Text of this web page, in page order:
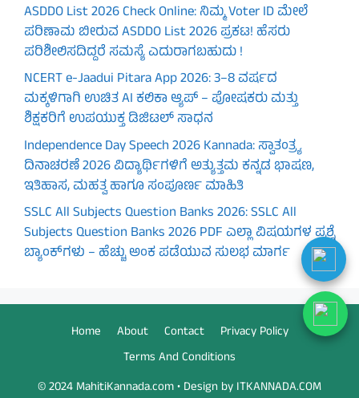
ASDDO List 2026 Check Online: ನಿಮ್ಮ Voter ID ಮೇಲೆ
ಪರಿಣಾಮ ಬೀರುವ ASDDO List 2026 ಪ್ರಕಟ! ಹೆಸರು
ಪರಿಶೀಲಿಸದಿದ್ದರೆ ಸಮಸ್ಯೆ ಎದುರಾಗಬಹುದು !
NCERT e-Jaadui Pitara App 2026: 3–8 ವರ್ಷದ
ಮಕ್ಕಳಿಗಾಗಿ ಉಚಿತ AI ಕಲಿಕಾ ಆ್ಯಪ್ – ಪೋಷಕರು ಮತ್ತು
ಶಿಕ್ಷಕರಿಗೆ ಉಪಯುಕ್ತ ಡಿಜಿಟಲ್ ಸಾಧನ
Independence Day Speech 2026 Kannada: ಸ್ವಾತಂತ್ರ್ಯ
ದಿನಾಚರಣೆ 2026 ವಿದ್ಯಾರ್ಥಿಗಳಿಗೆ ಅತ್ಯುತ್ತಮ ಕನ್ನಡ ಭಾಷಣ,
ಇತಿಹಾಸ, ಮಹತ್ವ ಹಾಗೂ ಸಂಪೂರ್ಣ ಮಾಹಿತಿ
SSLC All Subjects Question Banks 2026: SSLC All
Subjects Question Banks 2026 PDF ಎಲ್ಲಾ ವಿಷಯಗಳ ಪ್ರಶ್ನೆ
ಬ್ಯಾಂಕ್‌ಗಳು – ಹೆಚ್ಚು ಅಂಕ ಪಡೆಯುವ ಸುಲಭ ಮಾರ್ಗ
Home About Contact
Privacy Policy
Terms And Conditions
© 2024 MahitiKannada.com • Design by ITKANNADA.COM